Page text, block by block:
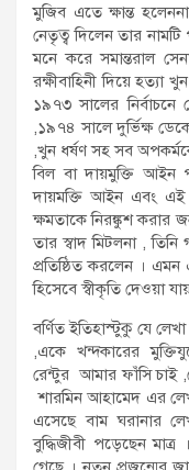
মুজিব এতে ক্ষান্ত
নেতৃত্ব দিলেন তার নামটি
মনে করে সমান্তরাল
রক্ষীবাহিনী দিয়ে হত্যা
১৯৭৩ সালের নির্বাচনে
,১৯৭৪ সালে দুর্ভিক্ষ
,খুন ধর্ষণ সহ সব
বিল বা দায়মুক্তি আইন
দায়মক্তি আইন এবং এই
ক্ষমতাকে নিরঙ্কুশ করার
তার স্বাদ মিটলনা ,
প্রতিষ্ঠিত করলেন ।
হিসেবে স্বীকৃতি দেওয়া
বর্ণিত ইতিহাস্টুকু যে
,একে খন্দকারের
রেন্টুর আমার ফাঁসি চাই
শারমিন আহামেদ এর
এসেছে বাম ঘরানার
বুদ্ধিজীবী পড়েছেন